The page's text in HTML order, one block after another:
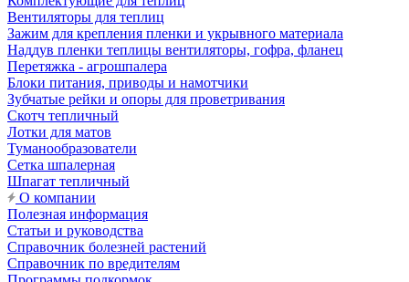
Вентиляторы для теплиц
Зажим для крепления пленки и укрывного материала
Наддув пленки теплицы вентиляторы, гофра, фланец
Перетяжка - агрошпалера
Блоки питания, приводы и намотчики
Зубчатые рейки и опоры для проветривания
Скотч тепличный
Лотки для матов
Туманообразователи
Сетка шпалерная
Шпагат тепличный
О компании
Полезная информация
Статьи и руководства
Справочник болезней растений
Справочник по вредителям